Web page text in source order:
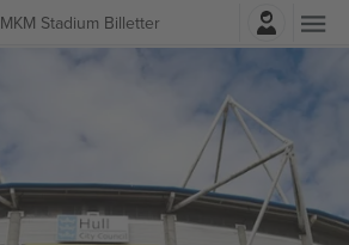
MKM Stadium Billetter
Log ind